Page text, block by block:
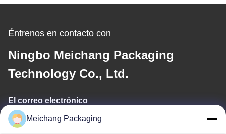
Éntrenos en contacto con
Ningbo Meichang Packaging
Technology Co., Ltd.
El correo electrónico
meichang1@mcpackaging.cn
Meichang Packaging